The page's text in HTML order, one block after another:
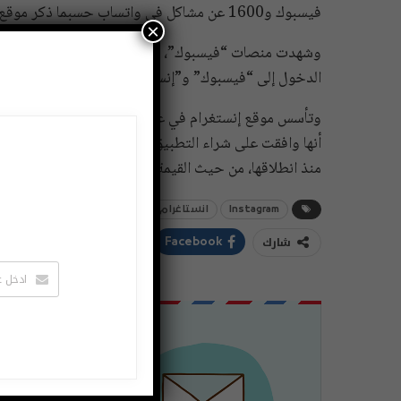
فيسبوك و1600 عن مشاكل في واتساب حسبما ذكر موقع داون ديدكتور دوت كوم لمتابعة الأعطال الإلكترونية.
وشهدت منصات “فيسبوك”، أحد أطول الانقطاعات في
الدخول إلى “فيسبوك” و”إنستغرام” و”واتساب” لأكثر من 24 ساعة.
أنها وافقت على شراء التطبيق مقابل مليار دولار، تدفع
منذ انطلاقها، من حيث القيمة ونوع المشروع.
Instagram انستاغرام
شارك Facebook
×